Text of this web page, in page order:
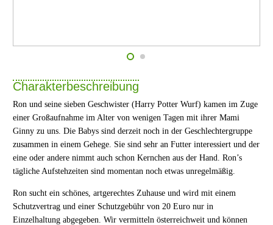
Charakterbeschreibung
Ron und seine sieben Geschwister (Harry Potter Wurf) kamen im Zuge
einer Großaufnahme im Alter von wenigen Tagen mit ihrer Mami
Ginny zu uns. Die Babys sind derzeit noch in der Geschlechtergruppe
zusammen in einem Gehege. Sie sind sehr an Futter interessiert und der
eine oder andere nimmt auch schon Kernchen aus der Hand. Ron’s
tägliche Aufstehzeiten sind momentan noch etwas unregelmäßig.
Ron sucht ein schönes, artgerechtes Zuhause und wird mit einem
Schutzvertrag und einer Schutzgebühr von 20 Euro nur in
Einzelhaltung abgegeben. Wir vermitteln österreichweit und können